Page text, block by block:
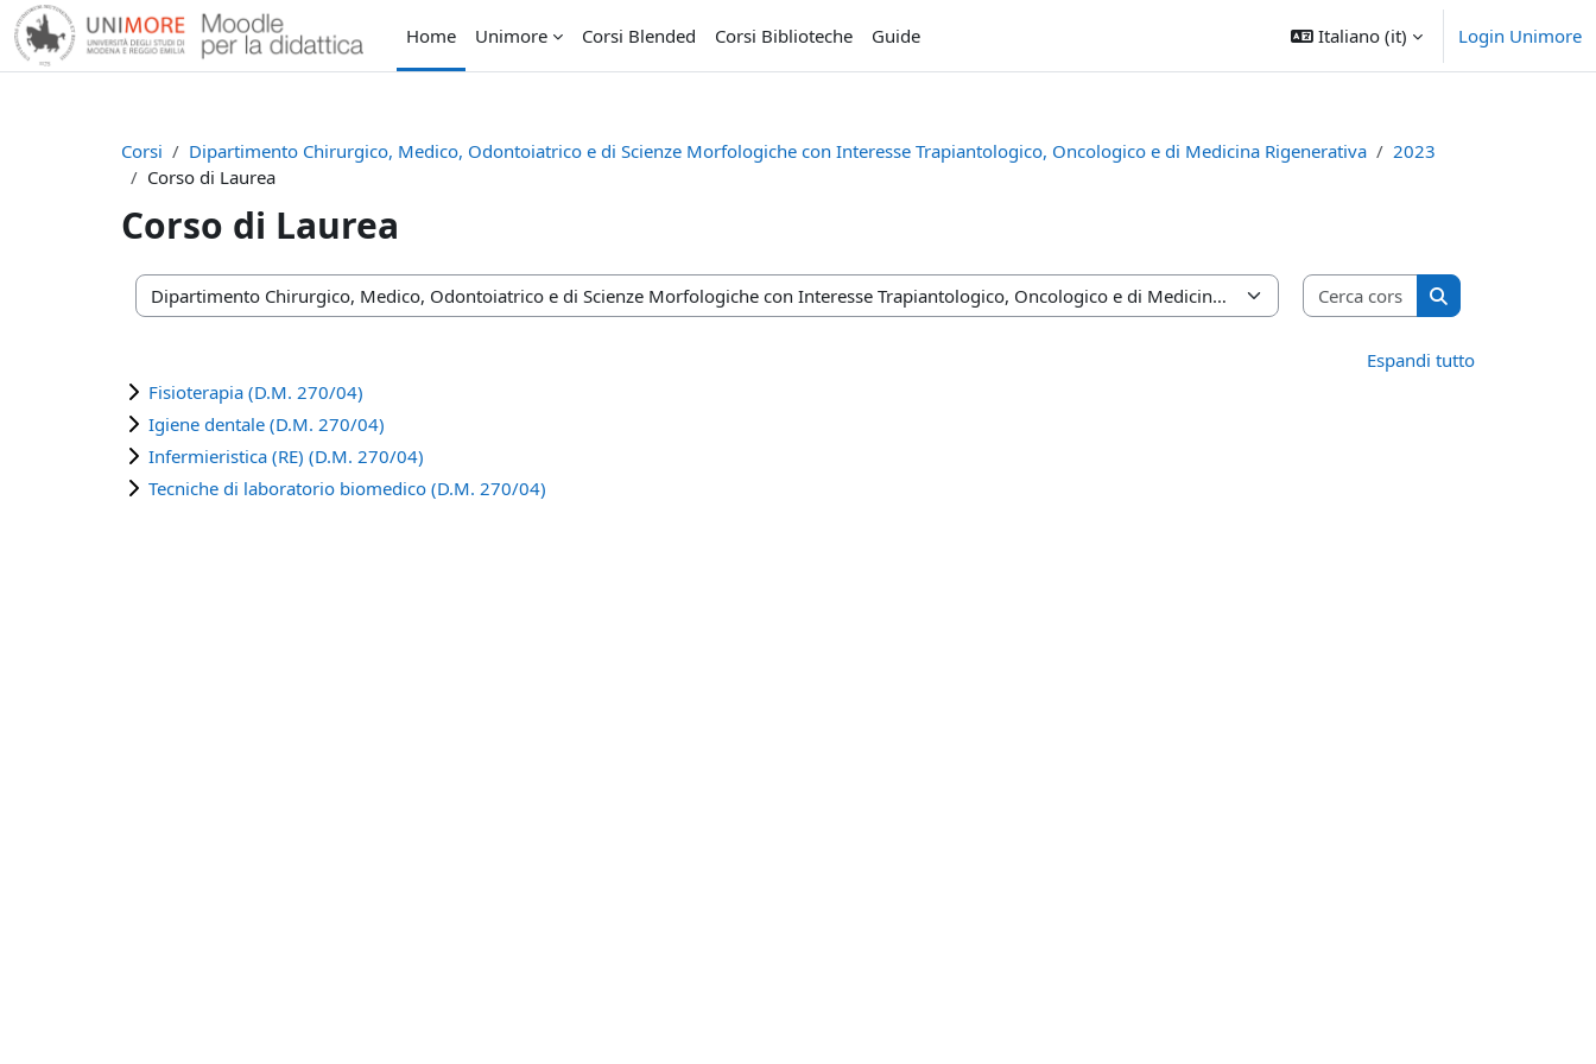
Vai al contenuto principale
Home
Unimore Corsi Blended Corsi Biblioteche Guide Italiano ‎(it)‎ Login Unimore
Corsi Dipartimento Chirurgico, Medico, Odontoiatrico e di Scienze Morfologiche con Interesse Trapiantologico, Oncologico e di Medicina Rigenerativa
2023
Corso di Laurea
Corso di Laurea
Categorie di corso
Cerca corsi
Cerca corsi
Espandi tutto
Fisioterapia (D.M. 270/04)
Igiene dentale (D.M. 270/04)
Infermieristica (RE) (D.M. 270/04)
Tecniche di laboratorio biomedico (D.M. 270/04)